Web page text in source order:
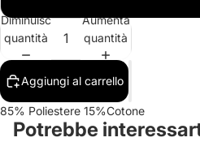
Diminuisci
quantità
Aumenta
quantità
Aggiungi al carrello
85% Poliestere 15%Cotone
Potrebbe